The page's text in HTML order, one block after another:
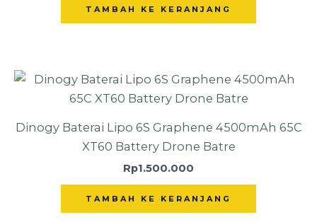
TAMBAH KE KERANJANG
Dinogy Baterai Lipo 6S Graphene 4500mAh 65C
XT60 Battery Drone Batre
Rp1.500.000
TAMBAH KE KERANJANG